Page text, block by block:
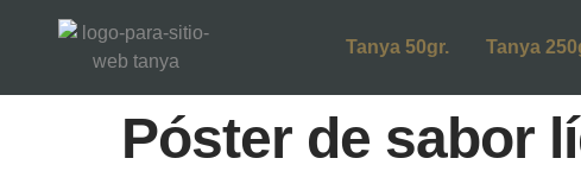
Tanya 50gr. Tanya
Póster de sabor